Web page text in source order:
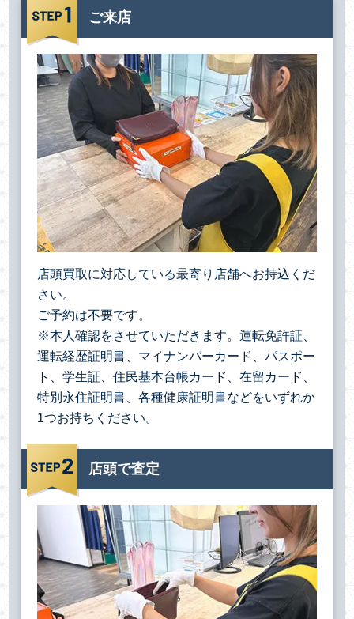
ご来店
店頭買取に対応している最寄り店舗へお持込くだ
さい。
ご予約は不要です。
※本人確認をさせていただきます。運転免許証、
運転経歴証明書、マイナンバーカード、パスポー
ト、学生証、住民基本台帳カード、在留カード、
特別永住証明書、各種健康証明書などをいずれか
1つお持ちください。
店頭で査定